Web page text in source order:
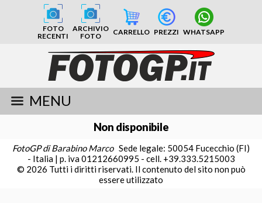
FOTO
RECENTI
ARCHIVIO
FOTO
CARRELLO PREZZI WHATSAPP
MENU
Non disponibile
FotoGP di Barabino Marco Sede legale: 50054 Fucecchio (FI)
- Italia | p. iva 01212660995 - cell. +39.333.5215003
© 2026 Tutti i diritti riservati. Il contenuto del sito non può
essere utilizzato